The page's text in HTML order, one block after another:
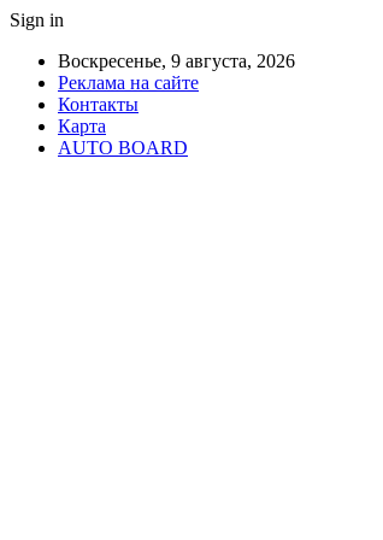
Sign in
Воскресенье, 9 августа, 2026
Реклама на сайте
Контакты
Карта
AUTO BOARD